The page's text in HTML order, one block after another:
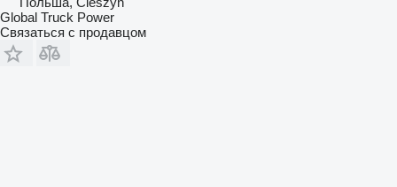
Global Truck Power
Связаться с продавцом